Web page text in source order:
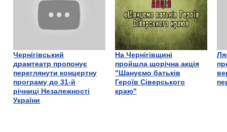
Чернігівський
драмтеатр пропонує
переглянути концертну
програму до 31-й
річниці Незалежності
України
На Чернігівщині
пройшла щорічна акція
"Шануємо батьків
Героїв Сіверського
краю"